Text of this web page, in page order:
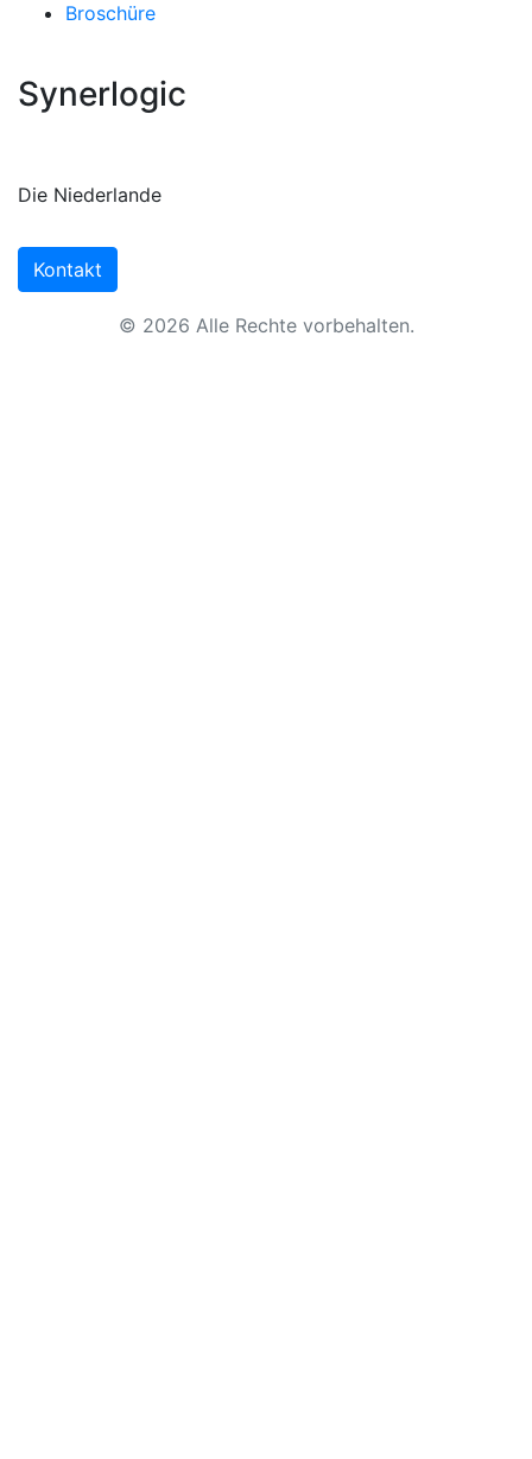
Broschüre
Synerlogic
Die Niederlande
Kontakt
© 2026 Alle Rechte vorbehalten.